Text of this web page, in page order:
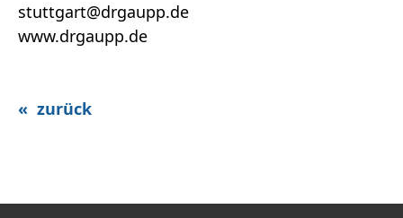
stuttgart@drgaupp.de
www.drgaupp.de
« zurück